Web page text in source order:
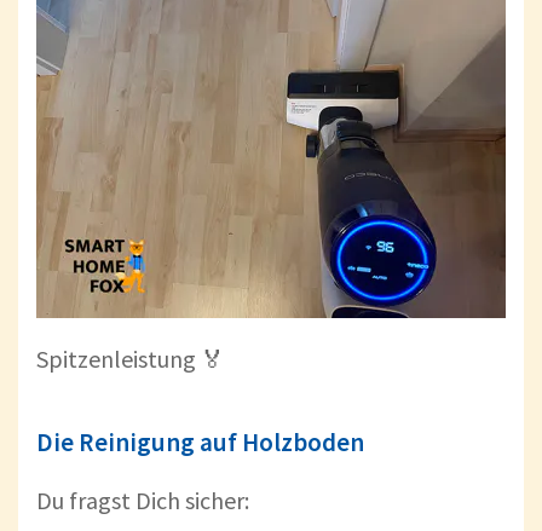
Spitzenleistung 🏅
Die Reinigung auf Holzboden
Du fragst Dich sicher: